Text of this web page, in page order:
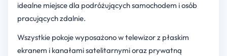
idealne miejsce dla podróżujących samochodem i osób
pracujących zdalnie.
Wszystkie pokoje wyposażono w telewizor z płaskim
ekranem i kanałami satelitarnymi oraz prywatną